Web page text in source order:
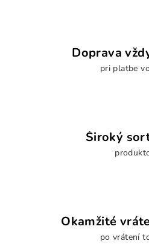
r
v
k
i
s
Doprava
pri platbe
Široký
Okamžité
po vrátení